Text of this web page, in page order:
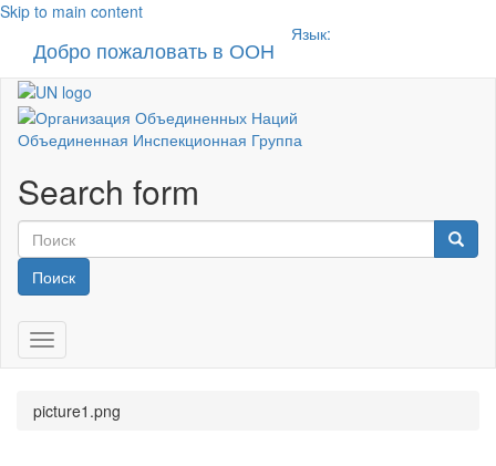
Skip to main content
Добро пожаловать в ООН
Язык:
Объединенная Инспекционная Группа
Search form
Поиск
Toggle navigation
picture1.png